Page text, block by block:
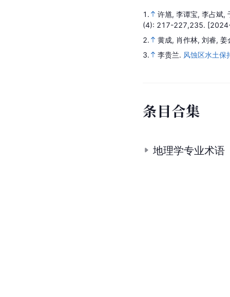
1.
许馗, 李谭宝, 李占斌,
(4): 217-227,235.
2.
黄成, 肖作林, 刘睿,
3.
李贵兰. 风蚀区水土保
条目合集
地理学专业术语